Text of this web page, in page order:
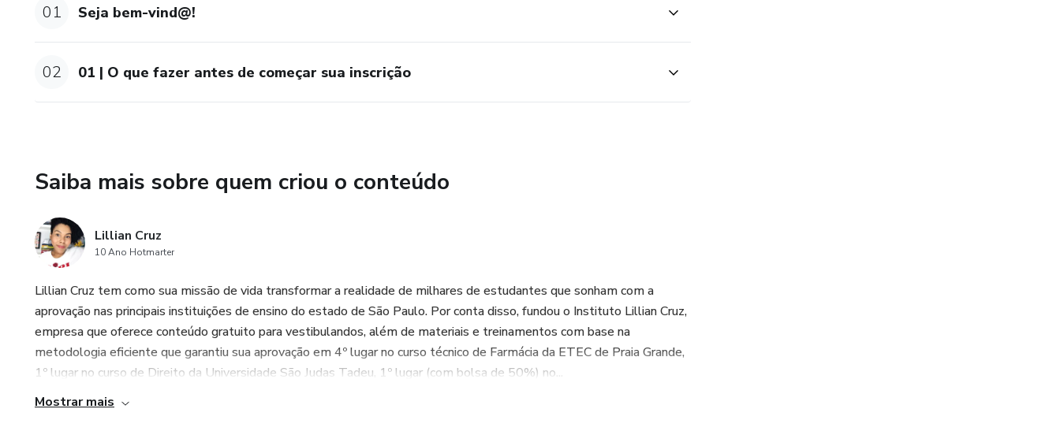
01 Seja bem-vind@!
02 01 | O que fazer antes de começar sua inscrição
Saiba mais sobre quem criou o conteúdo
Lillian Cruz
10 Ano Hotmarter
Lillian Cruz tem como sua missão de vida transformar a realidade de milhares de estudantes que sonham com a
aprovação nas principais instituições de ensino do estado de São Paulo. Por conta disso, fundou o Instituto Lillian Cruz,
empresa que oferece conteúdo gratuito para vestibulandos, além de materiais e treinamentos com base na
metodologia eficiente que garantiu sua aprovação em 4º lugar no curso técnico de Farmácia da ETEC de Praia Grande,
1º lugar no curso de Direito da Universidade São Judas Tadeu, 1º lugar (com bolsa de 50%) no...
Mostrar mais